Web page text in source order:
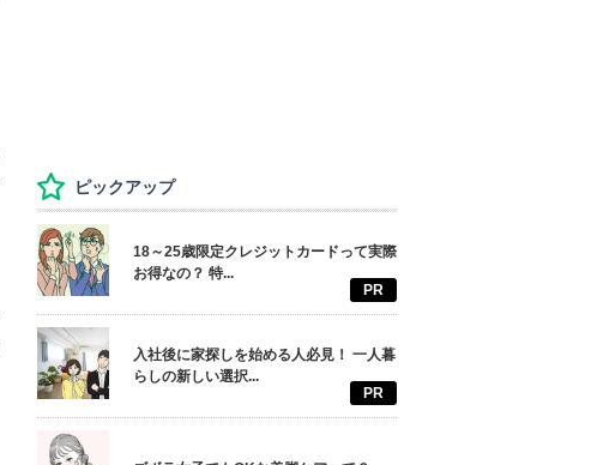
ピックアップ
18～25歳限定クレジットカードって実際
お得なの？ 特...
PR
入社後に家探しを始める人必見！ 一人暮
らしの新しい選択...
PR